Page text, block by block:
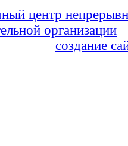
центр
организации
создание